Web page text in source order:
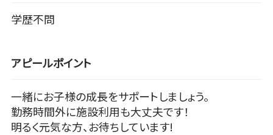
学歴不問
アピールポイント
一緒にお子様の成長をサポートしましょう。
勤務時間外に施設利用も大丈夫です！
明るく元気な方、お待ちしています!